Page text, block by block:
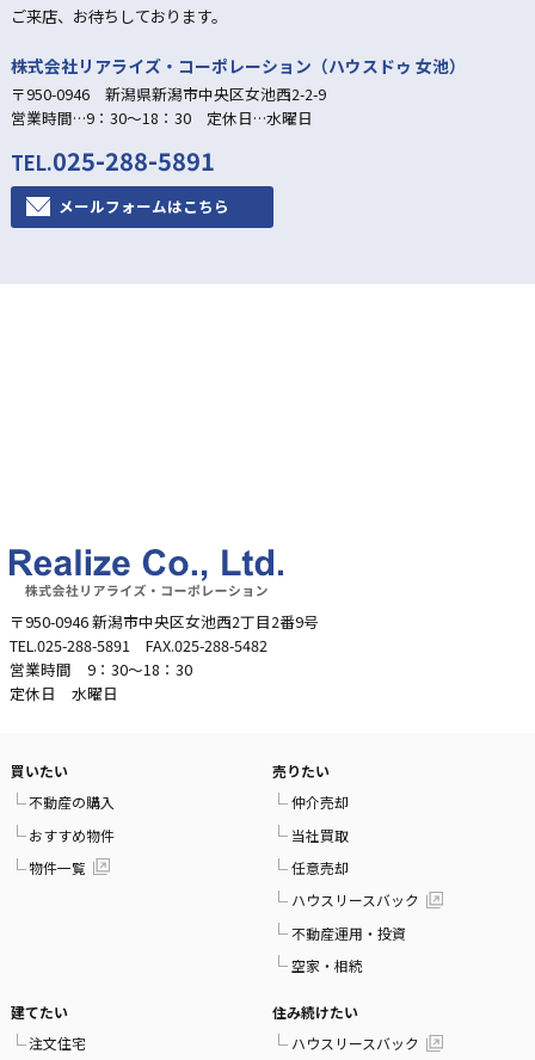
ご来店、お待ちしております。
株式会社リアライズ・コーポレーション（ハウスドゥ 女池）
〒950-0946 新潟県新潟市中央区女池西2-2-9
営業時間…9：30～18：30 定休日…水曜日
TEL.025-288-5891
メールフォームはこちら
〒950-0946 新潟市中央区女池西2丁目2番9号
TEL.025-288-5891 FAX.025-288-5482
営業時間 9：30～18：30
定休日 水曜日
買いたい
不動産の購入
おすすめ物件
物件一覧
売りたい
仲介売却
当社買取
任意売却
ハウスリースバック
不動産運用・投資
空家・相続
建てたい
注文住宅
住み続けたい
ハウスリースバック